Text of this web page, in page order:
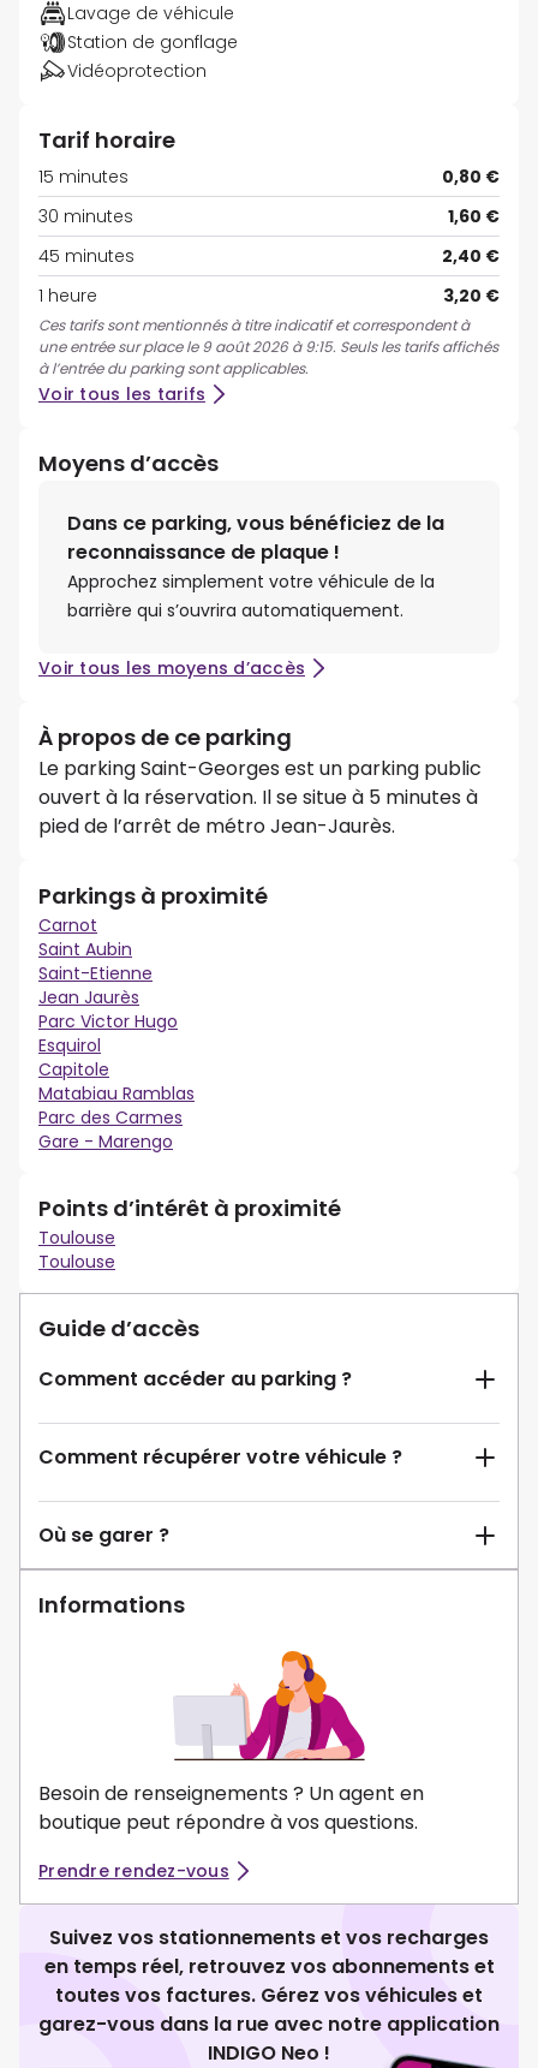
Lavage de véhicule
Station de gonflage
Vidéoprotection
Tarif horaire
15 minutes
0,80 €
30 minutes
1,60 €
45 minutes
2,40 €
1 heure
3,20 €
Ces tarifs sont mentionnés à titre indicatif et correspondent à
une entrée sur place le 9 août 2026 à 9:15. Seuls les tarifs affichés
à l’entrée du parking sont applicables.
Voir tous les tarifs
Moyens d’accès
Dans ce parking, vous bénéficiez de la
reconnaissance de plaque !
Approchez simplement votre véhicule de la
barrière qui s’ouvrira automatiquement.
Voir tous les moyens d’accès
À propos de ce parking
Le parking Saint-Georges est un parking public
ouvert à la réservation. Il se situe à 5 minutes à
pied de l’arrêt de métro Jean-Jaurès.
Parkings à proximité
Carnot
Saint Aubin
Saint-Etienne
Jean Jaurès
Parc Victor Hugo
Esquirol
Capitole
Matabiau Ramblas
Parc des Carmes
Gare - Marengo
Points d’intérêt à proximité
Toulouse
Toulouse
Guide d’accès
Comment accéder au parking ?
Comment récupérer votre véhicule ?
Où se garer ?
Informations
Besoin de renseignements ? Un agent en
boutique peut répondre à vos questions.
Prendre rendez-vous
Suivez vos stationnements et vos recharges
en temps réel, retrouvez vos abonnements et
toutes vos factures. Gérez vos véhicules et
garez-vous dans la rue avec notre application
INDIGO Neo !